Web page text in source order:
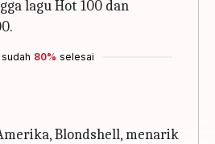
lagu Hot 100 dan
80% selesai
Blondshell, menarik